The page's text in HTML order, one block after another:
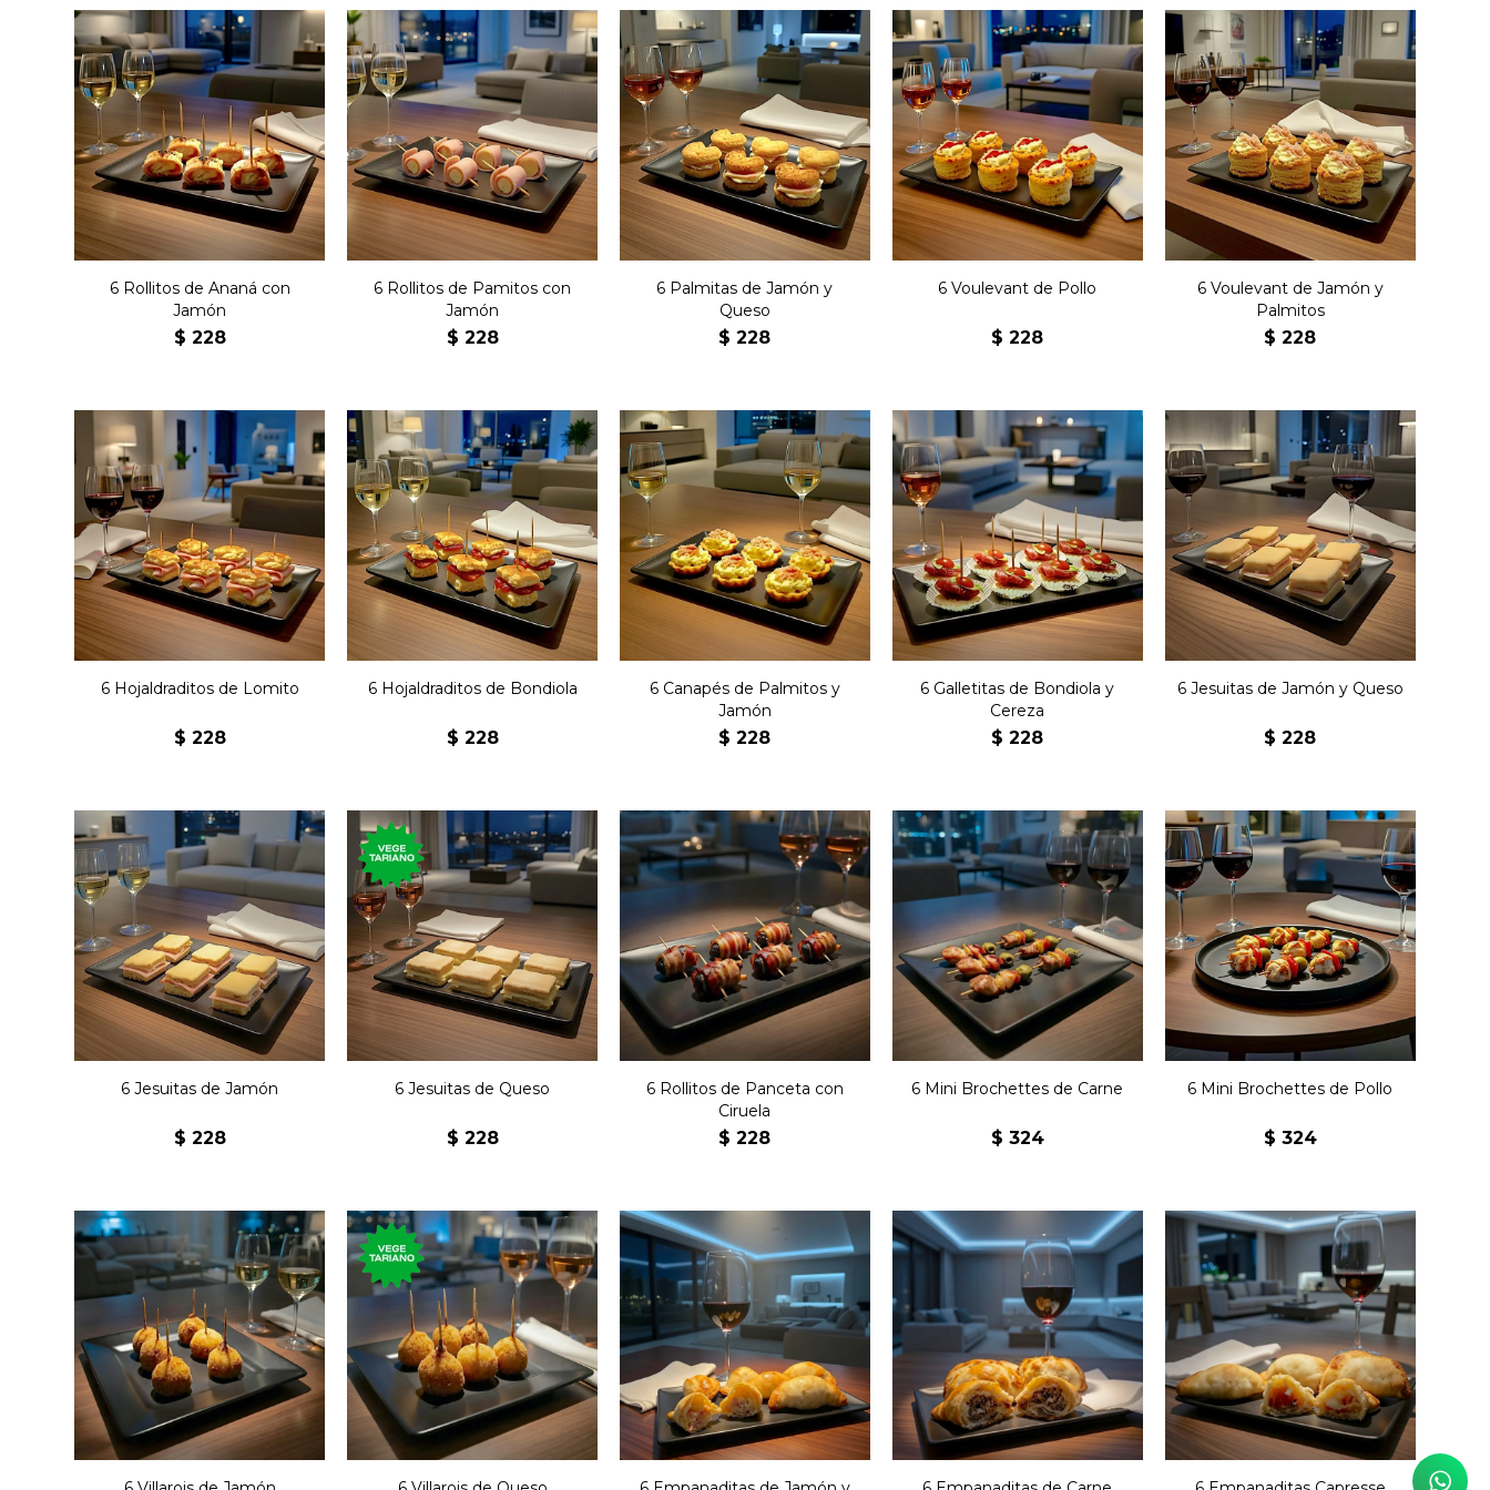
Seis bocaditos agridulces
de ananá envueltos en
jamón.
6 Rollitos de Ananá con
Jamón
$ 228
Seis bocaditos de
palmitos envueltos en
jamón.
6 Rollitos de Pamitos con
Jamón
$ 228
Seis palmitas con queso,
jamón y manteca.
6 Palmitas de Jamón y
Queso
$ 228
Seis pastelillos de origen
francés de masa
hojaldrada con pollo.
6 Voulevant de Pollo
$ 228
Seis pastelillos de origen
francés de masa
hojaldrada con jamón y
palmitos.
6 Voulevant de Jamón y
Palmitos
$ 228
Seis emparedados de
masa hojaldrada con
lomito.
6 Hojaldraditos de Lomito
$ 228
Seis emparedados de
masa hojaldrada con
bondiola.
6 Hojaldraditos de Bondiola
$ 228
Seis canastitas de masa
con palmitos y jamón.
6 Canapés de Palmitos y
Jamón
$ 228
Seis galletitas con
bondiola y cereza.
6 Galletitas de Bondiola y
Cereza
$ 228
Seis clásicos jesuitas
rellenos de jamón y queso
con manteca.
6 Jesuitas de Jamón y Queso
$ 228
Seis clásicos jesuitas
rellenos de jamón con
manteca.
6 Jesuitas de Jamón
$ 228
Seis clásicos jesuitas
rellenos de queso con
manteca.
6 Jesuitas de Queso
$ 228
Seis arrollados de panceta
rellenos con ciruela.
6 Rollitos de Panceta con
Ciruela
$ 228
Seis mini brochettes de
carne con panceta,
morrón, cebolla y
aceituna.
6 Mini Brochettes de Carne
$ 324
Seis mini brochettes de
pollo con panceta,
morrón, cebolla y
aceituna.
6 Mini Brochettes de Pollo
$ 324
Seis bocaditos de jamón
con bechamel rebozados.
Seis bocaditos de queso
con bechamel rebozados.
Seis empanadas de
copetín con jamón y
queso.
Seis empanadas de
copetín con carne.
Seis empanadas de
copetín con tomate,
queso y albahaca.